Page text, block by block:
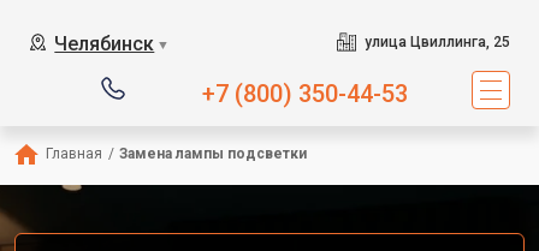
Челябинск ▼ улица Цвиллинга, 25
+7 (800) 350-44-53
Главная / Замена лампы подсветки